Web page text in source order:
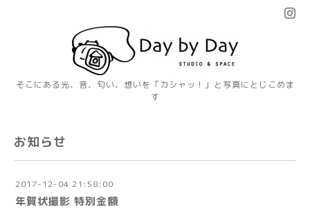
そこにある光、音、匂い、想いを「カシャッ！」と写真にとじこめま
す
お知らせ
2017-12-04 21:58:00
年賀状撮影 特別金額